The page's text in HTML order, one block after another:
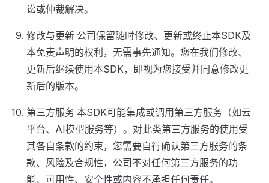
讼或仲裁解决。
修改与更新 公司保留随时修改、更新或终止本SDK及
本免责声明的权利，无需事先通知。您在我们修改、
更新后继续使用本SDK，即视为您接受并同意修改更
新后的版本。
第三方服务 本SDK可能集成或调用第三方服务（如云
平台、AI模型服务等）。对此类第三方服务的使用受
其各自条款的约束，您需要自行确认第三方服务的条
款、风险及合规性，公司不对任何第三方服务的功
能、可用性、安全性或内容不承担任何责任。